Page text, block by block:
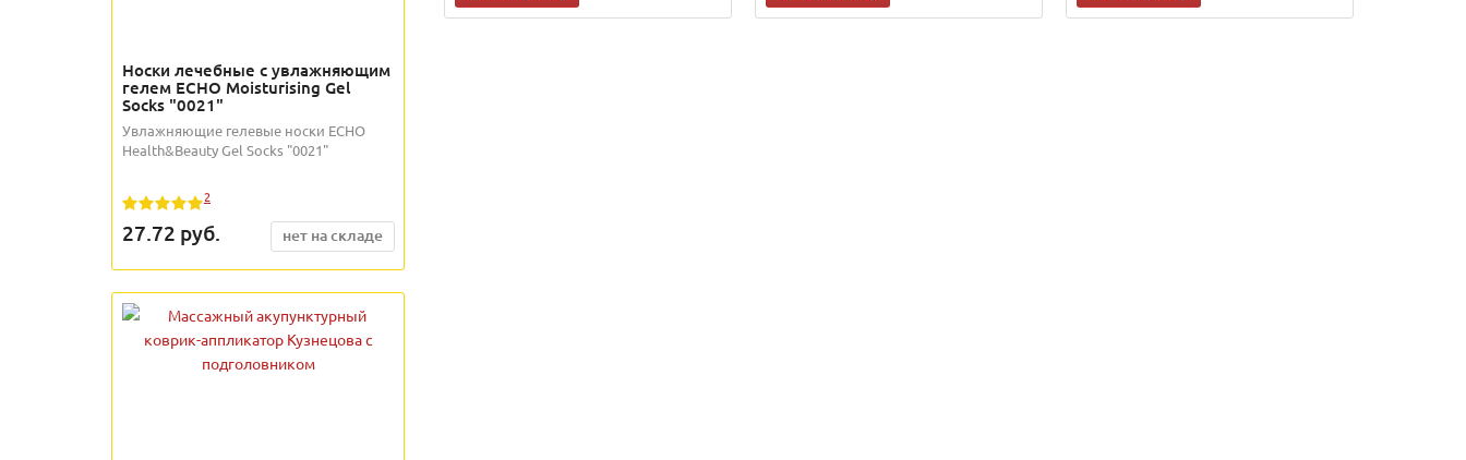
Носки лечебные с увлажняющим
гелем ECHO Moisturising Gel
Socks "0021"
Увлажняющие гелевые носки ECHO
Health&Beauty Gel Socks "0021"
2
27.72 руб. нет на складе